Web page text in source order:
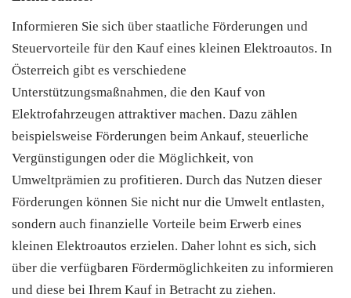
Informieren Sie sich über staatliche Förderungen und
Steuervorteile für den Kauf eines kleinen Elektroautos. In
Österreich gibt es verschiedene
Unterstützungsmaßnahmen, die den Kauf von
Elektrofahrzeugen attraktiver machen. Dazu zählen
beispielsweise Förderungen beim Ankauf, steuerliche
Vergünstigungen oder die Möglichkeit, von
Umweltprämien zu profitieren. Durch das Nutzen dieser
Förderungen können Sie nicht nur die Umwelt entlasten,
sondern auch finanzielle Vorteile beim Erwerb eines
kleinen Elektroautos erzielen. Daher lohnt es sich, sich
über die verfügbaren Fördermöglichkeiten zu informieren
und diese bei Ihrem Kauf in Betracht zu ziehen.